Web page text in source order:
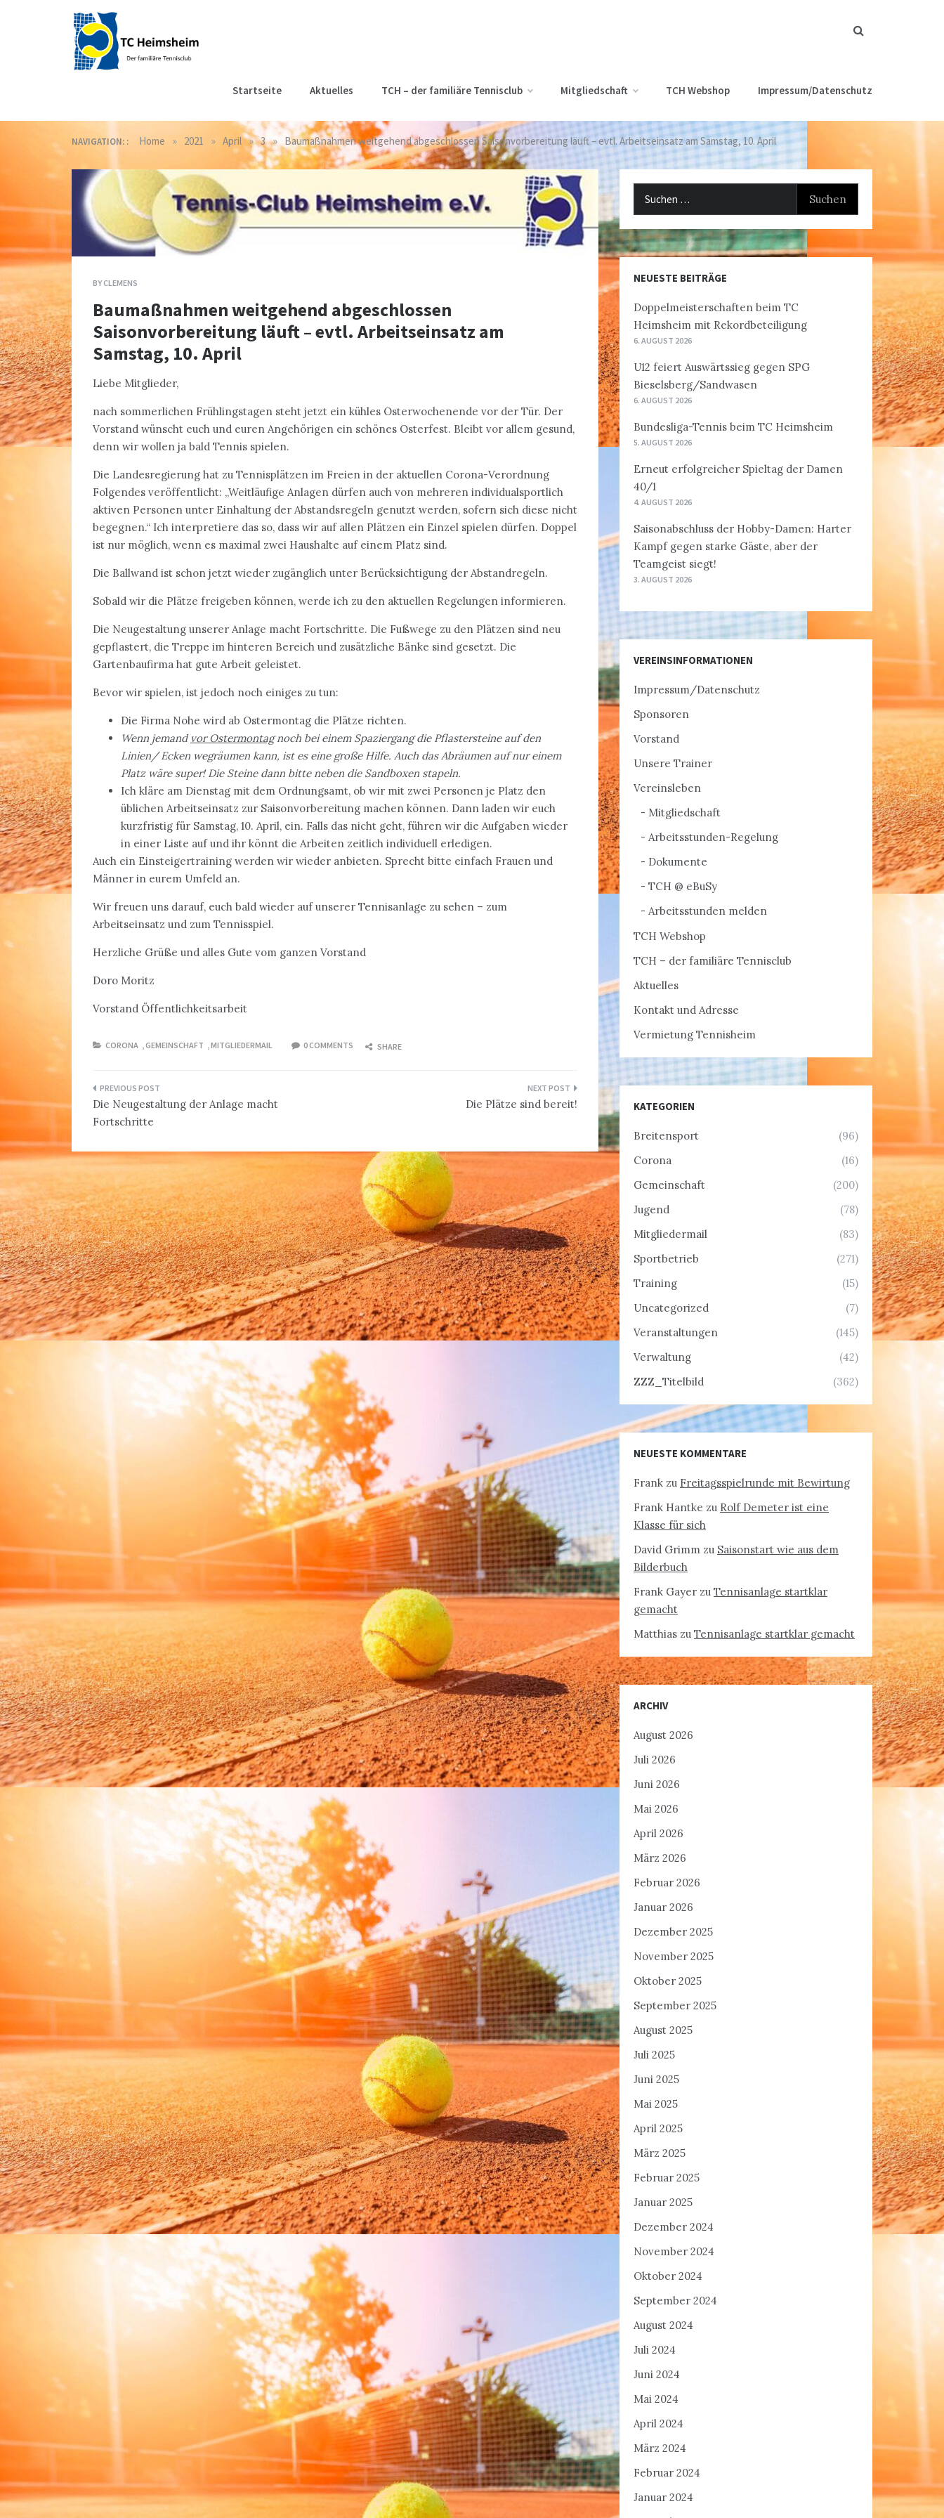
Startseite Aktuelles TCH – der familiäre Tennisclub Mitgliedschaft TCH Webshop Impressum/Datenschutz
NAVIGATION: : Home » 2021 » April » 3 » Baumaßnahmen weitgehend abgeschlossen Saisonvorbereitung läuft – evtl. Arbeitseinsatz am Samstag, 10. April
BYCLEMENS
Baumaßnahmen weitgehend abgeschlossen
Saisonvorbereitung läuft – evtl. Arbeitseinsatz am
Samstag, 10. April
Liebe Mitglieder,
nach sommerlichen Frühlingstagen steht jetzt ein kühles Osterwochenende vor der Tür. Der
Vorstand wünscht euch und euren Angehörigen ein schönes Osterfest. Bleibt vor allem gesund,
denn wir wollen ja bald Tennis spielen.
Die Landesregierung hat zu Tennisplätzen im Freien in der aktuellen Corona-Verordnung
Folgendes veröffentlicht: „Weitläufige Anlagen dürfen auch von mehreren individualsportlich
aktiven Personen unter Einhaltung der Abstandsregeln genutzt werden, sofern sich diese nicht
begegnen.“ Ich interpretiere das so, dass wir auf allen Plätzen ein Einzel spielen dürfen. Doppel
ist nur möglich, wenn es maximal zwei Haushalte auf einem Platz sind.
Die Ballwand ist schon jetzt wieder zugänglich unter Berücksichtigung der Abstandregeln.
Sobald wir die Plätze freigeben können, werde ich zu den aktuellen Regelungen informieren.
Die Neugestaltung unserer Anlage macht Fortschritte. Die Fußwege zu den Plätzen sind neu
gepflastert, die Treppe im hinteren Bereich und zusätzliche Bänke sind gesetzt. Die
Gartenbaufirma hat gute Arbeit geleistet.
Bevor wir spielen, ist jedoch noch einiges zu tun:
Die Firma Nohe wird ab Ostermontag die Plätze richten.
Wenn jemand vor Ostermontagnoch bei einem Spaziergang die Pflastersteine auf den
Linien/ Ecken wegräumen kann, ist es eine große Hilfe. Auch das Abräumen auf nur einem
Platz wäre super! Die Steine dann bitte neben die Sandboxen stapeln.
Ich kläre am Dienstag mit dem Ordnungsamt, ob wir mit zwei Personen je Platz den
üblichen Arbeitseinsatz zur Saisonvorbereitung machen können. Dann laden wir euch
kurzfristig für Samstag, 10. April, ein. Falls das nicht geht, führen wir die Aufgaben wieder
in einer Liste auf und ihr könnt die Arbeiten zeitlich individuell erledigen.
Auch ein Einsteigertraining werden wir wieder anbieten. Sprecht bitte einfach Frauen und
Männer in eurem Umfeld an.
Wir freuen uns darauf, euch bald wieder auf unserer Tennisanlage zu sehen – zum
Arbeitseinsatz und zum Tennisspiel.
Herzliche Grüße und alles Gute vom ganzen Vorstand
Doro Moritz
Vorstand Öffentlichkeitsarbeit
CORONA ,GEMEINSCHAFT ,MITGLIEDERMAIL 0 COMMENTS SHARE
Beitragsnavigation
Die Neugestaltung der Anlage macht
Fortschritte
Die Plätze sind bereit!
NEUESTE BEITRÄGE
Doppelmeisterschaften beim TC
Heimsheim mit Rekordbeteiligung
6. AUGUST 2026
U12 feiert Auswärtssieg gegen SPG
Bieselsberg/Sandwasen
6. AUGUST 2026
Bundesliga-Tennis beim TC Heimsheim
5. AUGUST 2026
Erneut erfolgreicher Spieltag der Damen
40/1
4. AUGUST 2026
Saisonabschluss der Hobby-Damen: Harter
Kampf gegen starke Gäste, aber der
Teamgeist siegt!
3. AUGUST 2026
VEREINSINFORMATIONEN
Impressum/Datenschutz
Sponsoren
Vorstand
Unsere Trainer
Vereinsleben
Mitgliedschaft
Arbeitsstunden-Regelung
Dokumente
TCH @ eBuSy
Arbeitsstunden melden
TCH Webshop
TCH – der familiäre Tennisclub
Aktuelles
Kontakt und Adresse
Vermietung Tennisheim
KATEGORIEN
Breitensport
(96)
Corona
(16)
Gemeinschaft
(200)
Jugend
(78)
Mitgliedermail
(83)
Sportbetrieb
(271)
Training
(15)
Uncategorized
(7)
Veranstaltungen
(145)
Verwaltung
(42)
ZZZ_Titelbild
(362)
NEUESTE KOMMENTARE
Frank zu Freitagsspielrunde mit Bewirtung
Frank Hantke zu Rolf Demeter ist eine
Klasse für sich
David Grimm zu Saisonstart wie aus dem
Bilderbuch
Frank Gayer zu Tennisanlage startklar
gemacht
Matthias zu Tennisanlage startklar gemacht
ARCHIV
August 2026
Juli 2026
Juni 2026
Mai 2026
April 2026
März 2026
Februar 2026
Januar 2026
Dezember 2025
November 2025
Oktober 2025
September 2025
August 2025
Juli 2025
Juni 2025
Mai 2025
April 2025
März 2025
Februar 2025
Januar 2025
Dezember 2024
November 2024
Oktober 2024
September 2024
August 2024
Juli 2024
Juni 2024
Mai 2024
April 2024
März 2024
Februar 2024
Januar 2024